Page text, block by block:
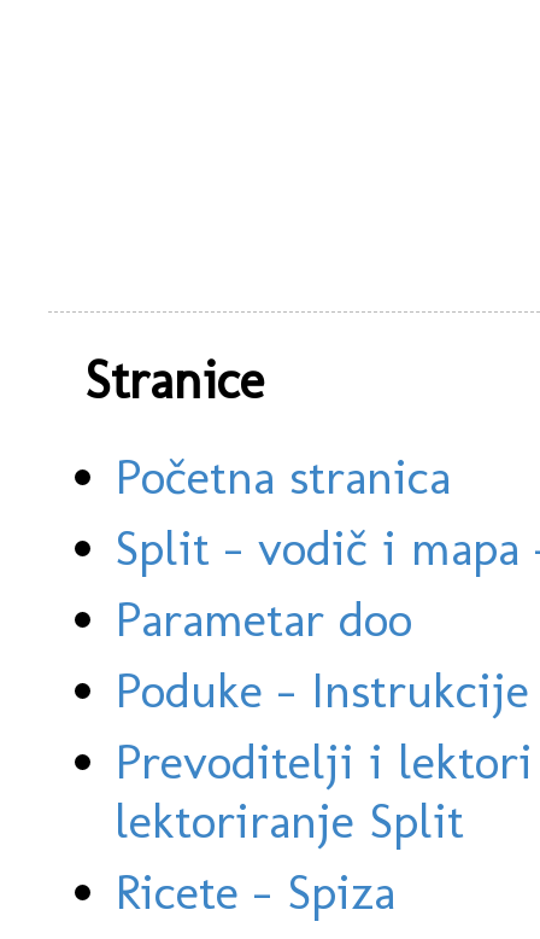
Stranice
Početna stranica
Split - vodič i
Parametar doo
Poduke -
Prevoditelji i
lektoriranje Split
Ricete - Spiza